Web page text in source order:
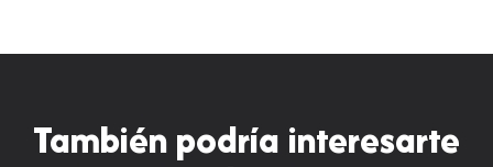
MP con el potente procesador BIONZ XR de Sony y la
para aquellos que buscan un sistema de cámara
También podría interesarte